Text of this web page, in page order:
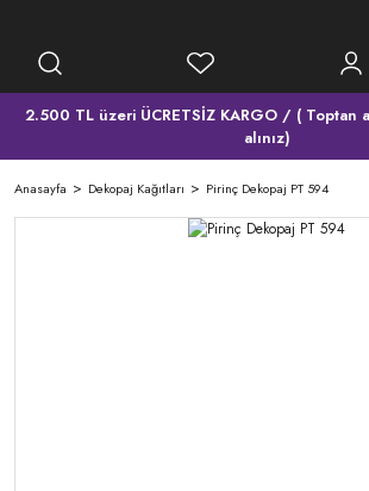
2.500 TL üzeri ÜCRETSİZ KARGO / ( Toptan
alınız)
Anasayfa Dekopaj Kağıtları Pirinç Dekopaj PT 594